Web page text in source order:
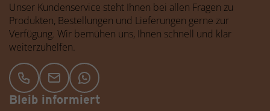
Unser Kundenservice steht Ihnen bei allen Fragen zu
Produkten, Bestellungen und Lieferungen gerne zur
Verfügung. Wir bemühen uns, Ihnen schnell und klar
weiterzuhelfen.
Bleib informiert